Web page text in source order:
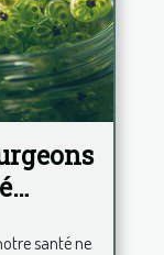
santé ne